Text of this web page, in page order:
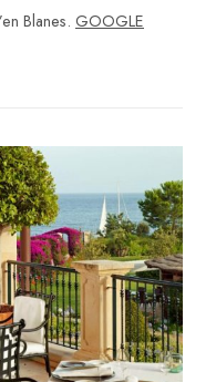
Blanes. GOOGLE